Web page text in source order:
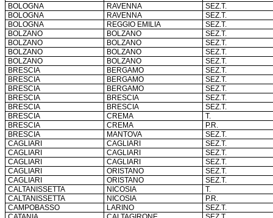
BOLOGNA
RAVENNA
SEZ.T.
BOLOGNA
RAVENNA
SEZ.T.
BOLOGNA
REGGIO EMILIA
SEZ.T.
BOLZANO
BOLZANO
SEZ.T.
BOLZANO
BOLZANO
SEZ.T.
BOLZANO
BOLZANO
SEZ.T.
BOLZANO
BOLZANO
SEZ.T.
BRESCIA
BERGAMO
SEZ.T.
BRESCIA
BERGAMO
SEZ.T.
BRESCIA
BERGAMO
SEZ.T.
BRESCIA
BRESCIA
SEZ.T.
BRESCIA
BRESCIA
SEZ.T.
BRESCIA
CREMA
T.
BRESCIA
CREMA
P.R.
BRESCIA
MANTOVA
SEZ.T.
CAGLIARI
CAGLIARI
SEZ.T.
CAGLIARI
CAGLIARI
SEZ.T.
CAGLIARI
CAGLIARI
SEZ.T.
CAGLIARI
ORISTANO
SEZ.T.
CAGLIARI
ORISTANO
SEZ.T.
CALTANISSETTA
NICOSIA
T.
CALTANISSETTA
NICOSIA
P.R.
CAMPOBASSO
LARINO
SEZ.T.